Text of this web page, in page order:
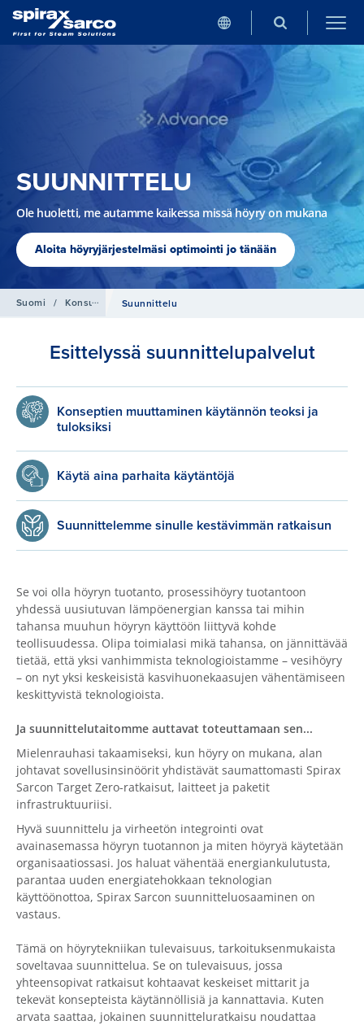
SUUNNITTELU
Ole huoletti, me autamme kaikessa missä höyry on mukana
Aloita höyryjärjestelmäsi optimointi jo tänään
Suomi / KonsultointiSuunnittelu
Esittelyssä suunnittelupalvelut
Konseptien muuttaminen käytännön teoksi ja
tuloksiksi
Käytä aina parhaita käytäntöjä
Suunnittelemme sinulle kestävimmän ratkaisun
Se voi olla höyryn tuotanto, prosessihöyry tuotantoon
yhdessä uusiutuvan lämpöenergian kanssa tai mihin
tahansa muuhun höyryn käyttöön liittyvä kohde
teollisuudessa. Olipa toimialasi mikä tahansa, on jännittävää
tietää, että yksi vanhimmista teknologioistamme – vesihöyry
– on nyt yksi keskeisistä kasvihuonekaasujen vähentämiseen
keskittyvistä teknologioista.
Ja suunnittelutaitomme auttavat toteuttamaan sen...
Mielenrauhasi takaamiseksi, kun höyry on mukana, alan
johtavat sovellusinsinöörit yhdistävät saumattomasti Spirax
Sarcon Target Zero-ratkaisut, laitteet ja paketit
infrastruktuuriisi.
Hyvä suunnittelu ja virheetön integrointi ovat
avainasemassa höyryn tuotannon ja miten höyryä käytetään
organisaatiossasi. Jos haluat vähentää energiankulutusta,
parantaa uuden energiatehokkaan teknologian
käyttöönottoa, Spirax Sarcon suunnitteluosaaminen on
vastaus.
Tämä on höyrytekniikan tulevaisuus, tarkoituksenmukaista
soveltavaa suunnittelua. Se on tulevaisuus, jossa
yhteensopivat ratkaisut kohtaavat keskeiset mittarit ja
tekevät konsepteista käytännöllisiä ja kannattavia. Kuten
arvata saattaa, jokainen suunnitteluratkaisu noudattaa